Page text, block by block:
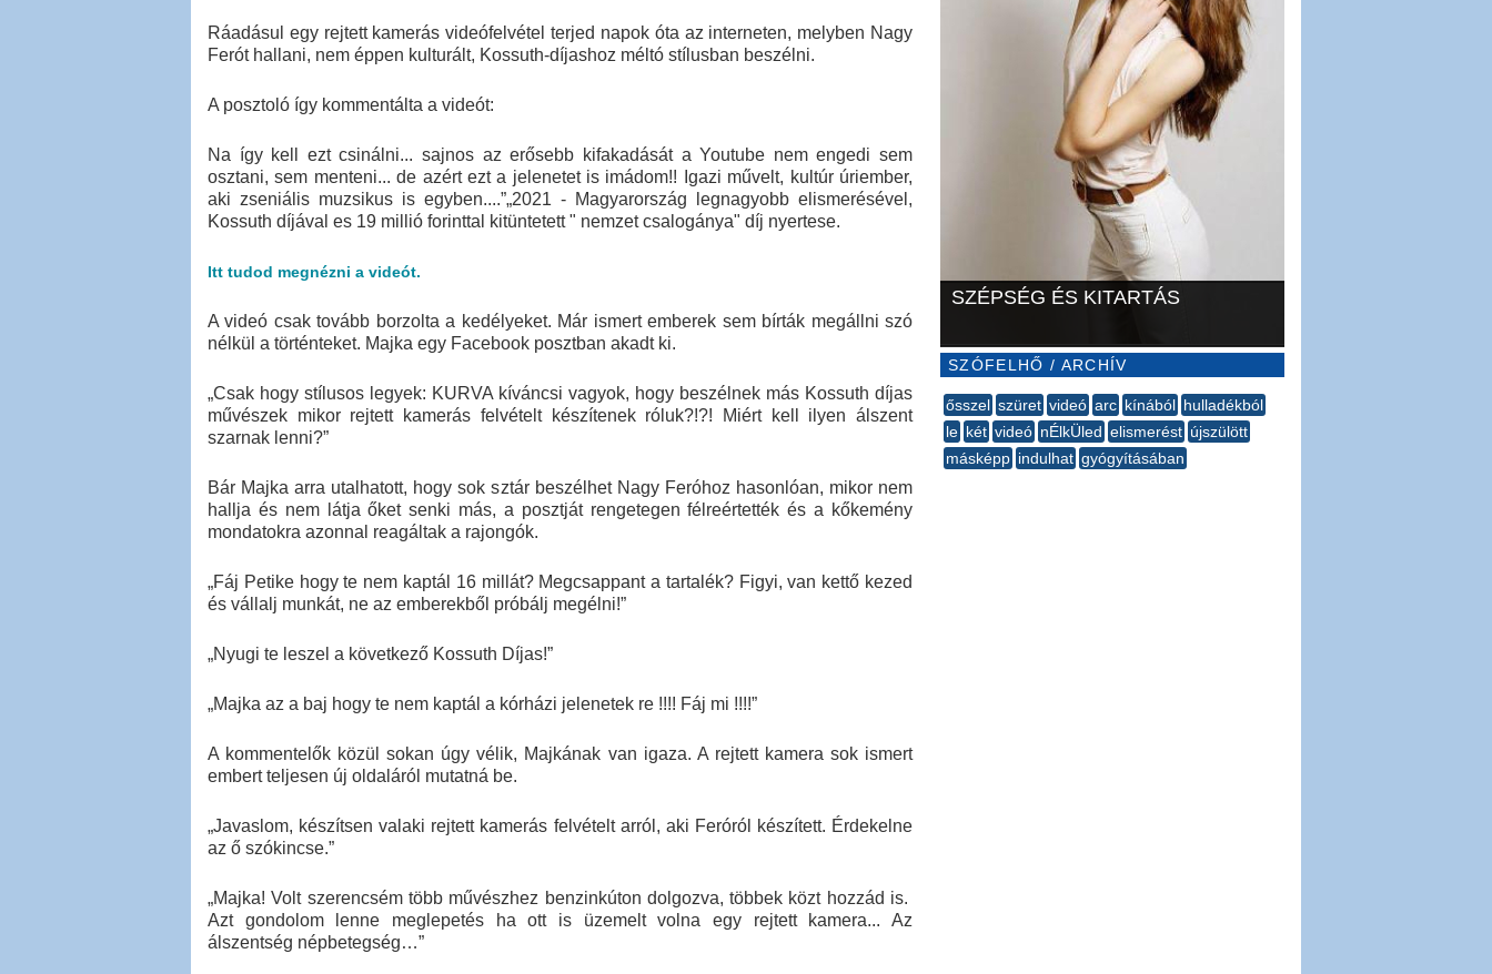
Ráadásul egy rejtett kamerás videófelvétel terjed napok óta az interneten, melyben Nagy
Ferót hallani, nem éppen kulturált, Kossuth-díjashoz méltó stílusban beszélni.
A posztoló így kommentálta a videót:
Na így kell ezt csinálni... sajnos az erősebb kifakadását a Youtube nem engedi sem
osztani, sem menteni... de azért ezt a jelenetet is imádom!! Igazi művelt, kultúr úriember,
aki zseniális muzsikus is egyben....”„2021 - Magyarország legnagyobb elismerésével,
Kossuth díjával es 19 millió forinttal kitüntetett " nemzet csalogánya" díj nyertese.
Itt tudod megnézni a videót.
A videó csak tovább borzolta a kedélyeket. Már ismert emberek sem bírták megállni szó
nélkül a történteket. Majka egy Facebook posztban akadt ki.
„Csak hogy stílusos legyek: KURVA kíváncsi vagyok, hogy beszélnek más Kossuth díjas
művészek mikor rejtett kamerás felvételt készítenek róluk?!?! Miért kell ilyen álszent
szarnak lenni?”
Bár Majka arra utalhatott, hogy sok sztár beszélhet Nagy Feróhoz hasonlóan, mikor nem
hallja és nem látja őket senki más, a posztját rengetegen félreértették és a kőkemény
mondatokra azonnal reagáltak a rajongók.
„Fáj Petike hogy te nem kaptál 16 millát? Megcsappant a tartalék? Figyi, van kettő kezed
és vállalj munkát, ne az emberekből próbálj megélni!”
„Nyugi te leszel a következő Kossuth Díjas!”
„Majka az a baj hogy te nem kaptál a kórházi jelenetek re !!!! Fáj mi !!!!”
A kommentelők közül sokan úgy vélik, Majkának van igaza. A rejtett kamera sok ismert
embert teljesen új oldaláról mutatná be.
„Javaslom, készítsen valaki rejtett kamerás felvételt arról, aki Feróról készített. Érdekelne
az ő szókincse.”
„Majka! Volt szerencsém több művészhez benzinkúton dolgozva, többek közt hozzád is.
Azt gondolom lenne meglepetés ha ott is üzemelt volna egy rejtett kamera... Az
álszentség népbetegség…”
SZÉPSÉG ÉS KITARTÁS
SZÓFELHŐ / ARCHÍV
ősszel szüret videó arc kínából hulladékból
le két videó nÉlkÜled elismerést újszülött
másképp indulhat gyógyításában